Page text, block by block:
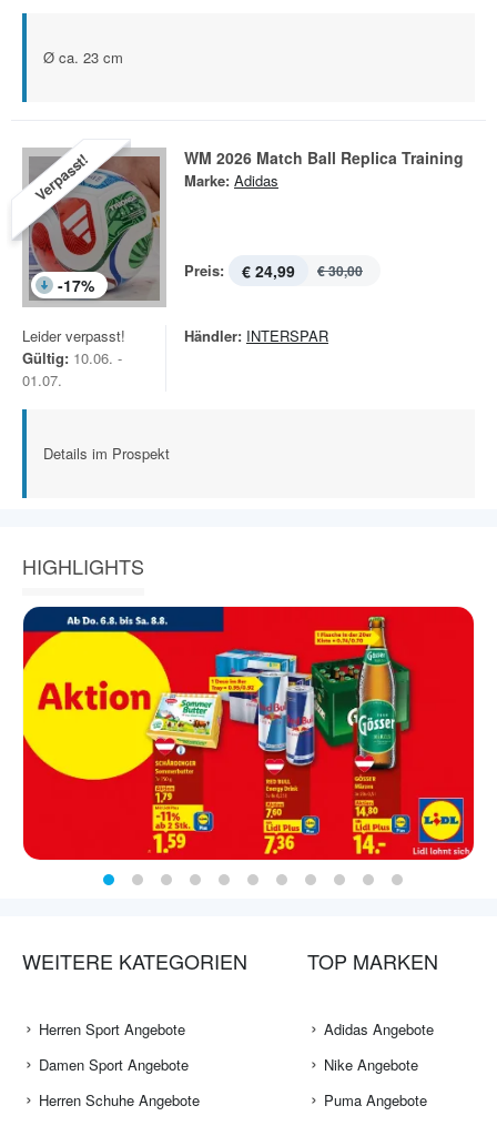
Ø ca. 23 cm
Verpasst!
-17%
WM 2026 Match Ball Replica Training
Marke: Adidas
Preis: € 24,99 € 30,00
Leider verpasst!
Gültig: 10.06. -
01.07.
Händler: INTERSPAR
Details im Prospekt
HIGHLIGHTS
WEITERE KATEGORIEN
Herren Sport Angebote
Damen Sport Angebote
Herren Schuhe Angebote
TOP MARKEN
Adidas Angebote
Nike Angebote
Puma Angebote